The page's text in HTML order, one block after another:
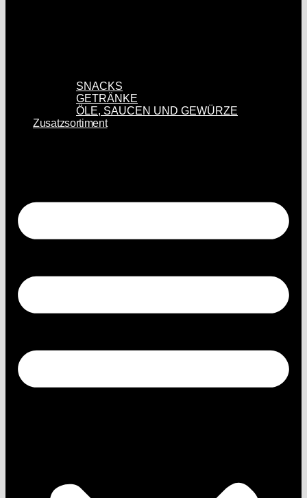
SNACKS
GETRÄNKE
ÖLE, SAUCEN UND GEWÜRZE
Zusatzsortiment